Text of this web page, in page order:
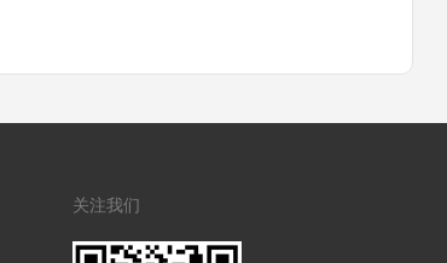
关注我们